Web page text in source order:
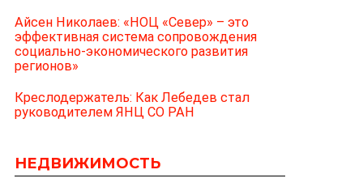
Айсен Николаев: «НОЦ «Север» – это
эффективная система сопровождения
социально-экономического развития
регионов»
Креслодержатель: Как Лебедев стал
руководителем ЯНЦ СО РАН
НЕДВИЖИМОСТЬ